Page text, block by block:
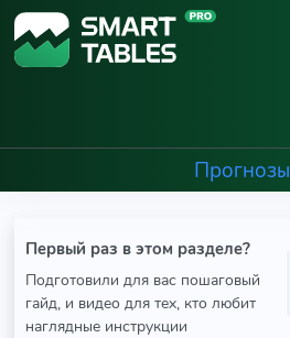
Прогнозы
Первый раз в этом разделе?
Подготовили для вас пошаговый
гайд, и видео для тех, кто любит
наглядные инструкции